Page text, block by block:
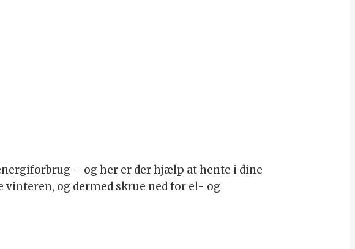
– og her er der hjælp at hente i dine
og dermed skrue ned for el- og